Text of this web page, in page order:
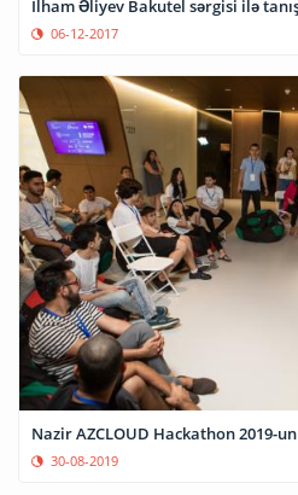
İlham Əliyev Bakutel sərgisi ilə
06-12-2017
Nazir AZCLOUD Hackathon 2019-
30-08-2019